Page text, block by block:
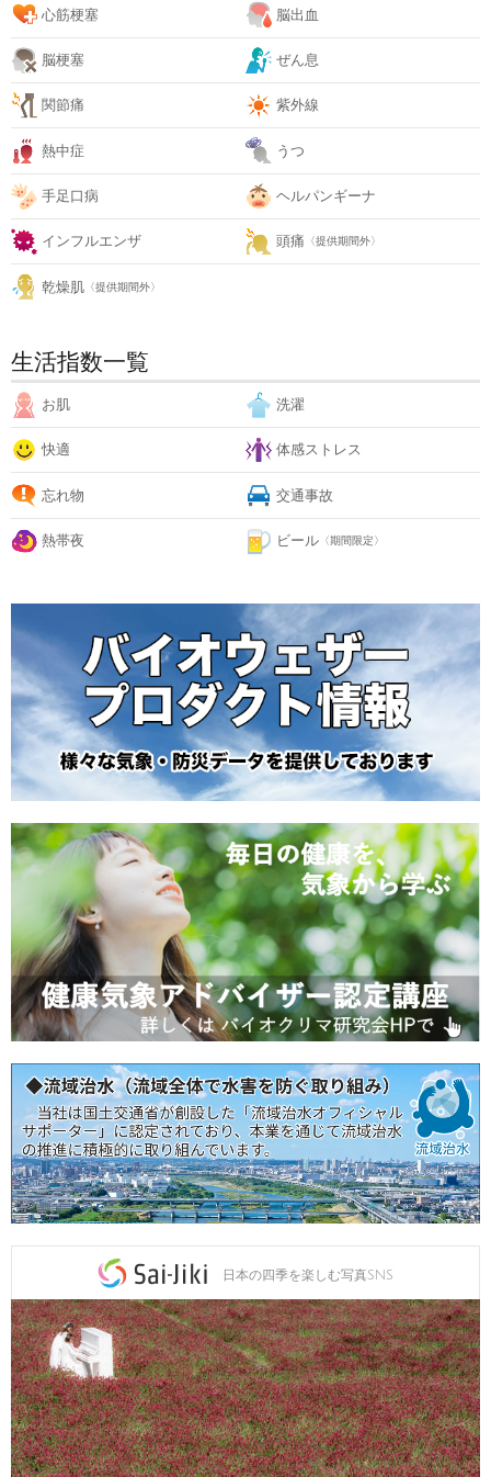
心筋梗塞 脳出血
脳梗塞 ぜん息
関節痛 紫外線
熱中症 うつ
手足口病 ヘルパンギーナ
インフルエンザ 頭痛 〈提供期間外〉
乾燥肌 〈提供期間外〉
生活指数一覧
お肌 洗濯
快適 体感ストレス
忘れ物 交通事故
熱帯夜 ビール 〈期間限定〉
日本の四季を楽しむ写真SNS